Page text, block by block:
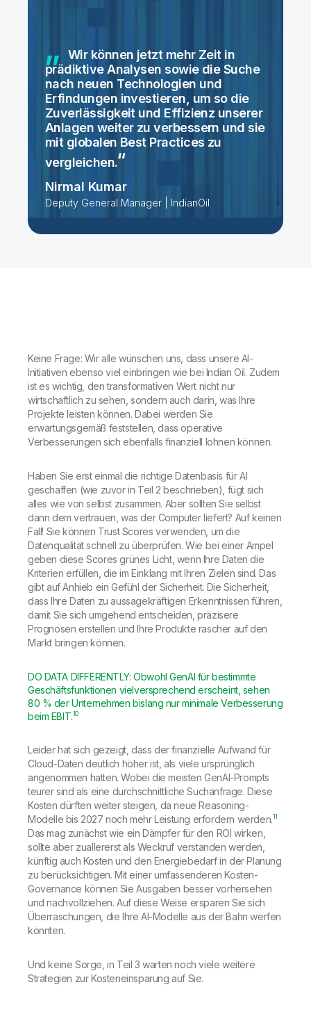
Wir können jetzt mehr Zeit in
prädiktive Analysen sowie die Suche
nach neuen Technologien und
Erfindungen investieren, um so die
Zuverlässigkeit und Effizienz unserer
Anlagen weiter zu verbessern und sie
mit globalen Best Practices zu
vergleichen.
Nirmal Kumar
Deputy General Manager | IndianOil
Keine Frage: Wir alle wünschen uns, dass unsere AI-
Initiativen ebenso viel einbringen wie bei Indian Oil. Zudem
ist es wichtig, den transformativen Wert nicht nur
wirtschaftlich zu sehen, sondern auch darin, was Ihre
Projekte leisten können. Dabei werden Sie
erwartungsgemäß feststellen, dass operative
Verbesserungen sich ebenfalls finanziell lohnen können.
Haben Sie erst einmal die richtige Datenbasis für AI
geschaffen (wie zuvor in Teil 2 beschrieben), fügt sich
alles wie von selbst zusammen. Aber sollten Sie selbst
dann dem vertrauen, was der Computer liefert? Auf keinen
Fall! Sie können Trust Scores verwenden, um die
Datenqualität schnell zu überprüfen. Wie bei einer Ampel
geben diese Scores grünes Licht, wenn Ihre Daten die
Kriterien erfüllen, die im Einklang mit Ihren Zielen sind. Das
gibt auf Anhieb ein Gefühl der Sicherheit. Die Sicherheit,
dass Ihre Daten zu aussagekräftigen Erkenntnissen führen,
damit Sie sich umgehend entscheiden, präzisere
Prognosen erstellen und Ihre Produkte rascher auf den
Markt bringen können.
DO DATA DIFFERENTLY: Obwohl GenAI für bestimmte
Geschäftsfunktionen vielversprechend erscheint, sehen
80 % der Unternehmen bislang nur minimale Verbesserung
beim EBIT.10
Leider hat sich gezeigt, dass der finanzielle Aufwand für
Cloud-Daten deutlich höher ist, als viele ursprünglich
angenommen hatten. Wobei die meisten GenAI-Prompts
teurer sind als eine durchschnittliche Suchanfrage. Diese
Kosten dürften weiter steigen, da neue Reasoning-
Modelle bis 2027 noch mehr Leistung erfordern werden.11
Das mag zunächst wie ein Dämpfer für den ROI wirken,
sollte aber zuallererst als Weckruf verstanden werden,
künftig auch Kosten und den Energiebedarf in der Planung
zu berücksichtigen. Mit einer umfassenderen Kosten-
Governance können Sie Ausgaben besser vorhersehen
und nachvollziehen. Auf diese Weise ersparen Sie sich
Überraschungen, die Ihre AI-Modelle aus der Bahn werfen
könnten.
Und keine Sorge, in Teil 3 warten noch viele weitere
Strategien zur Kosteneinsparung auf Sie.